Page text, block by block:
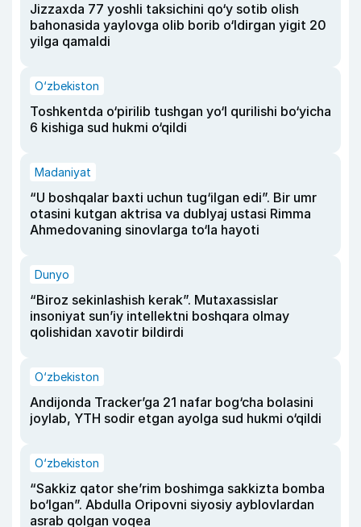
Jizzaxda 77 yoshli taksichini qo‘y sotib olish
bahonasida yaylovga olib borib o‘ldirgan yigit 20
yilga qamaldi
O‘zbekiston
Toshkentda o‘pirilib tushgan yo‘l qurilishi bo‘yicha
6 kishiga sud hukmi o‘qildi
Madaniyat
“U boshqalar baxti uchun tug‘ilgan edi”. Bir umr
otasini kutgan aktrisa va dublyaj ustasi Rimma
Ahmedovaning sinovlarga to‘la hayoti
Dunyo
“Biroz sekinlashish kerak”. Mutaxassislar
insoniyat sun’iy intellektni boshqara olmay
qolishidan xavotir bildirdi
O‘zbekiston
Andijonda Tracker’ga 21 nafar bog‘cha bolasini
joylab, YTH sodir etgan ayolga sud hukmi o‘qildi
O‘zbekiston
“Sakkiz qator she’rim boshimga sakkizta bomba
bo‘lgan”. Abdulla Oripovni siyosiy ayblovlardan
asrab qolgan voqea